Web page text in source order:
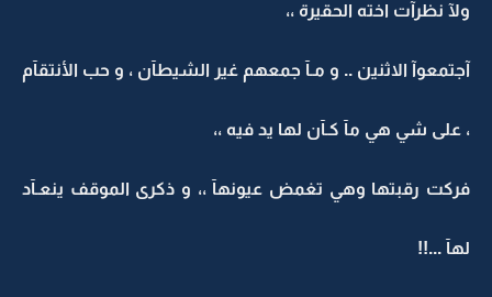
ولآ نظرآت اخته الحقيرة ،،
آجتمعوآ الاثنين .. و مـآ جمعهم غير الشيطآن ، و حب الأنتقآم
، على شي هي مآ كـآن لها يد فيه ،،
فركت رقبتها وهي تغمض عيونهآ ،، و ذكرى الموقف ينعـآد
لهآ ...!!